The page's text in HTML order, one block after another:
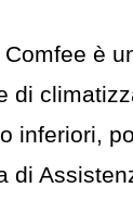
è
inferiori,